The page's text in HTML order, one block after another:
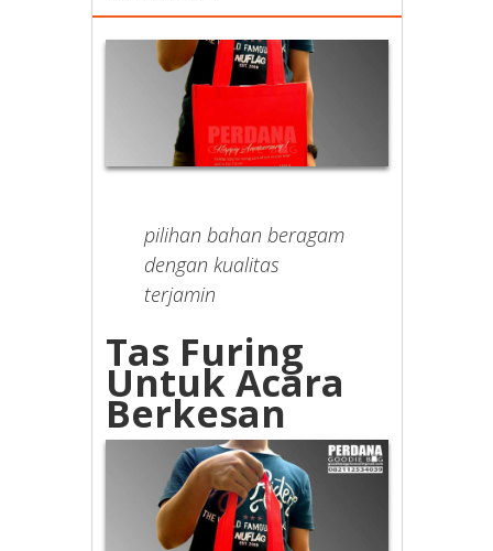
pilihan bahan beragam
dengan kualitas
terjamin
Tas Furing
Untuk Acara
Berkesan